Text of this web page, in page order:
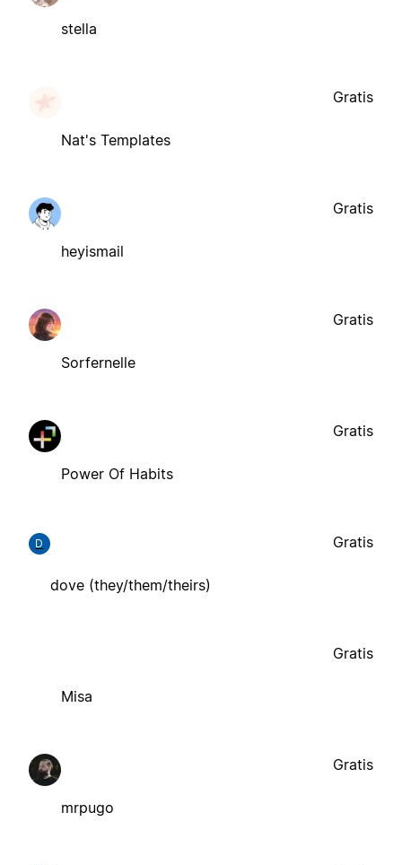
stella
Nat's Templates
Gratis
heyismail
Gratis
Sorfernelle
Gratis
Power Of Habits
Gratis
D
dove (they/them/theirs)
Gratis
Misa
Gratis
mrpugo
Gratis